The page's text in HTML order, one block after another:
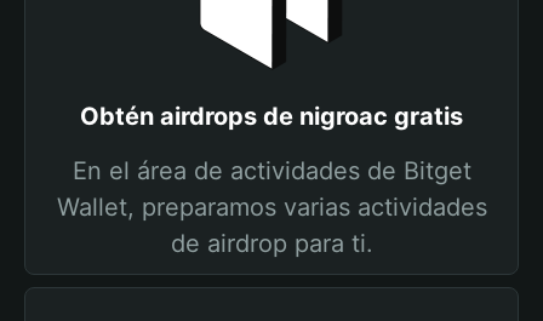
Obtén airdrops de nigroac gratis
En el área de actividades de Bitget
Wallet, preparamos varias actividades
de airdrop para ti.